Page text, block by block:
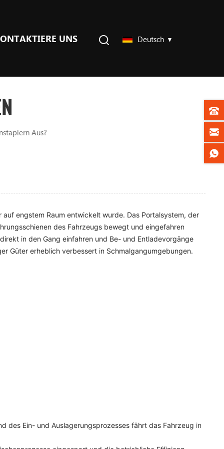
UNS Deutsch
Aus?
engstem Raum entwickelt wurde. Das Portalsystem, der
des Fahrzeugs bewegt und eingefahren
in den Gang einfahren und Be- und Entladevorgänge
Güter erheblich verbessert in Schmalgangumgebungen.
des Ein- und Auslagerungsprozesses fährt das Fahrzeug in